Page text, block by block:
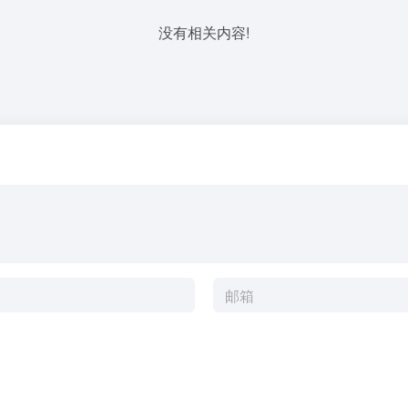
没有相关内容!